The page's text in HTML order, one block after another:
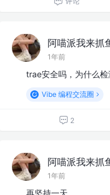
阿喵派我来抓
1年前
trae安全吗，为什么
Vibe 编程交流圈
2
阿喵派我来抓
1年前